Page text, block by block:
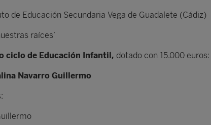
de Educación Secundaria Vega de Guadalete (Cádiz)
raíces’
ciclo de Educación Infantil, dotado con 15.000 euros:
Navarro Guillermo